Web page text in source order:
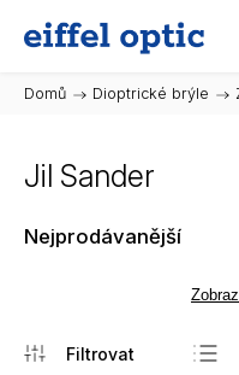
Domů / Dioptrické brýle /
Jil Sander
Nejprodávanější